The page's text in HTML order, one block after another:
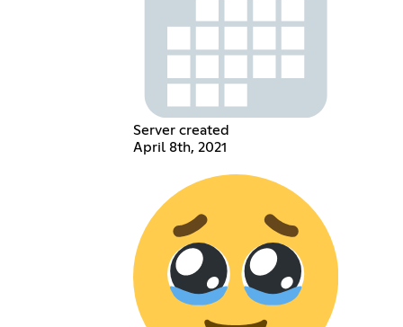
Server created
April 8th, 2021